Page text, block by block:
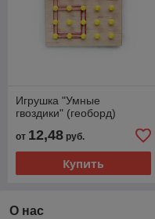
Игрушка "Умные
гвоздики" (геоборд)
от 12,48 руб.
Купить
О нас